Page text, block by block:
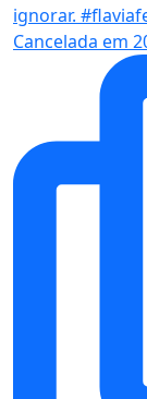
Cancelada em